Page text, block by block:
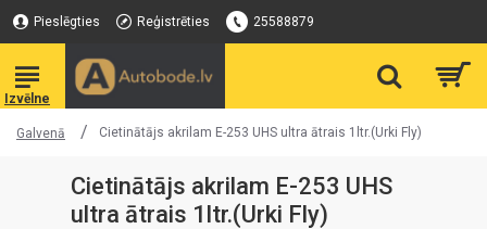
Pieslēgties Reģistrēties 25588879
Galvenā Cietinātājs akrilam E-253 UHS ultra ātrais 1ltr.(Urki Fly)
Cietinātājs akrilam E-253 UHS
ultra ātrais 1ltr.(Urki Fly)